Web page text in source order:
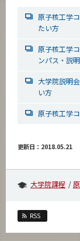
原子核工学
たい方
原子核工学
ンパス・説
大学院説明
い方
原子核工学
更新日：2018.05.21
大学院課程
RSS